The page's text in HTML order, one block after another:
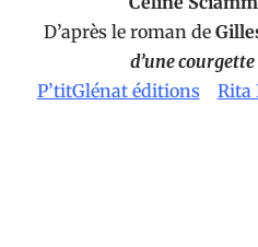
D’après le roman de
d’une courgette
P’titGlénat éditions
Rita